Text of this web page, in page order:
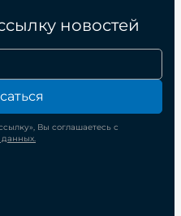
новостей
Вы соглашаетесь с